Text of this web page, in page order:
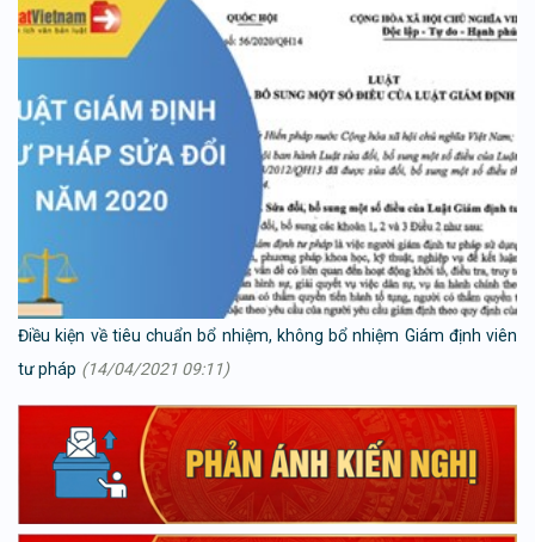
Điều kiện về tiêu chuẩn bổ nhiệm, không bổ nhiệm Giám định viên
tư pháp (14/04/2021 09:11)